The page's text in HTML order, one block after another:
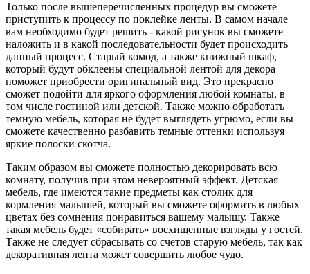
Только после вышеперечисленных процедур вы сможете
приступить к процессу по поклейке ленты. В самом начале
вам необходимо будет решить - какой рисунок вы сможете
наложить и в какой последовательности будет происходить
данный процесс. Старый комод, а также книжный шкаф,
который будут обклеены специальной лентой для декора
поможет приобрести оригинальный вид. Это прекрасно
сможет подойти для яркого оформления любой комнаты, в
том числе гостиной или детской. Также можно обработать
темную мебель, которая не будет выглядеть угрюмо, если вы
сможете качественно разбавить темные оттенки используя
яркие полоски скотча.
Таким образом вы сможете полностью декорировать всю
комнату, получив при этом невероятный эффект. Детская
мебель, где имеются такие предметы как столик для
кормления малышей, который вы сможете оформить в любых
цветах без сомнения понравиться вашему малышу. Также
такая мебель будет «собирать» восхищенные взгляды у гостей.
Также не следует сбрасывать со счетов старую мебель, так как
декоративная лента может совершить любое чудо.